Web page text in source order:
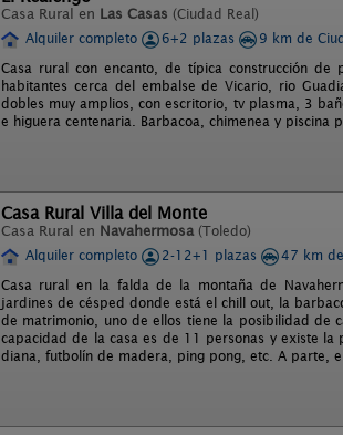
Casa Rural en Las Casas (Ciudad Real)
Alquiler completo
6+2 plazas
9 km de
Casa rural con encanto, de típica construcción
habitantes cerca del embalse de Vicario, rio
dobles muy amplios, con escritorio, tv plasma, 3
e higuera centenaria. Barbacoa, chimenea y piscina
Casa Rural Villa del Monte
Casa Rural en Navahermosa (Toledo)
Alquiler completo
2-12+1 plazas
47 km
Casa rural en la falda de la montaña de
jardines de césped donde está el chill out, la
de matrimonio, uno de ellos tiene la posibilidad de
capacidad de la casa es de 11 personas y existe
diana, futbolín de madera, ping pong, etc. A parte,